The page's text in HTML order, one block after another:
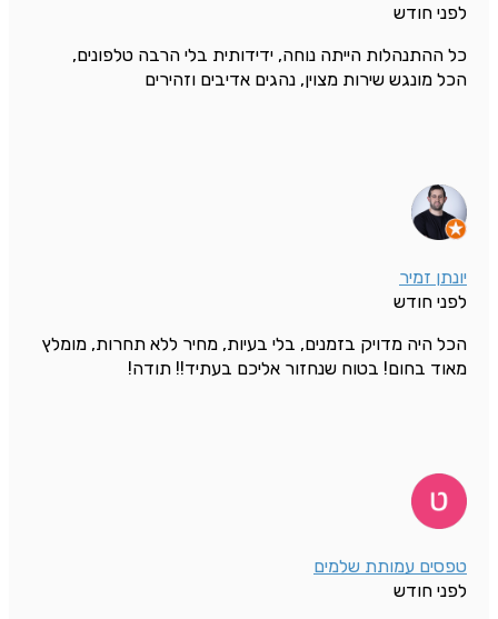
לפני חודש
כל ההתנהלות הייתה נוחה, ידידותית בלי הרבה טלפונים,
הכל מונגש שירות מצוין, נהגים אדיבים וזהירים
יונתן זמיר
לפני חודש
הכל היה מדויק בזמנים, בלי בעיות, מחיר ללא תחרות, מומלץ
מאוד בחום! בטוח שנחזור אליכם בעתיד!! תודה!
טפסים עמותת שלמים
לפני חודש